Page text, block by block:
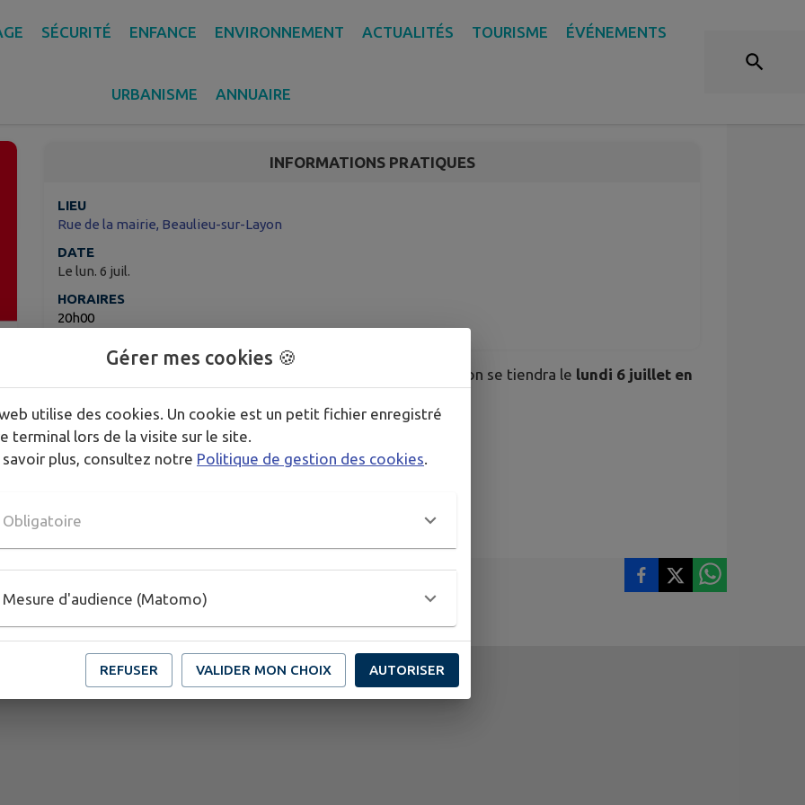
SÉCURITÉ ENFANCE ENVIRONNEMENT ACTUALITÉS TOURISME ÉVÉNEMENTS
URBANISME ANNUAIRE
INFORMATIONS PRATIQUES
LIEU
Rue de la mairie, Beaulieu-sur-Layon
DATE
Le lun. 6 juil.
HORAIRES
20h00
La prochaine séance du Conseil Municipal de Beaulieu-sur-Layon se tiendra le lundi 6 juillet en
Publié par Margot référente de communication
Gérer mes cookies 🍪
utilise des cookies. Un cookie est un petit fichier enregistré
terminal lors de la visite sur le site.
savoir plus, consultez notre Politique de gestion des cookies.
Obligatoire
Mesure d'audience (Matomo)
REFUSER VALIDER MON CHOIX AUTORISER